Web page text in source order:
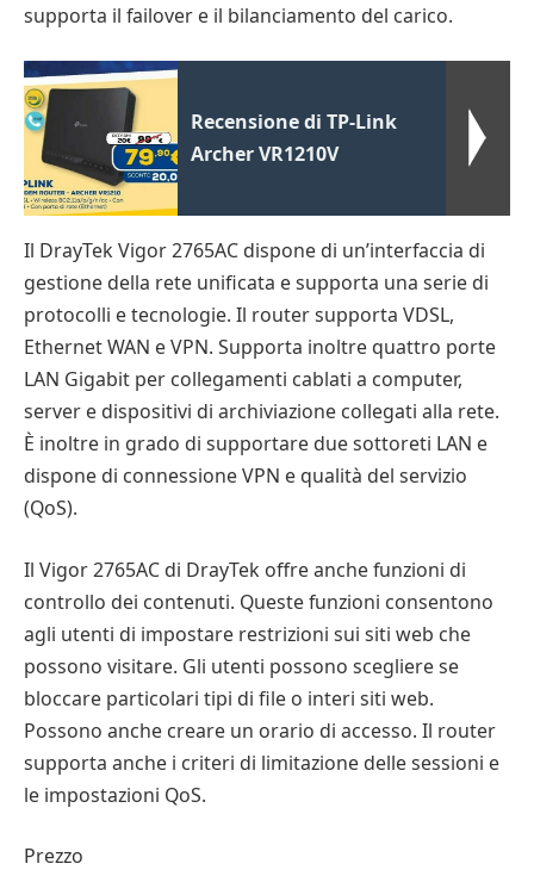
supporta il failover e il bilanciamento del carico.
Recensione di TP-Link
Archer VR1210V
Il DrayTek Vigor 2765AC dispone di un’interfaccia di
gestione della rete unificata e supporta una serie di
protocolli e tecnologie. Il router supporta VDSL,
Ethernet WAN e VPN. Supporta inoltre quattro porte
LAN Gigabit per collegamenti cablati a computer,
server e dispositivi di archiviazione collegati alla rete.
È inoltre in grado di supportare due sottoreti LAN e
dispone di connessione VPN e qualità del servizio
(QoS).
Il Vigor 2765AC di DrayTek offre anche funzioni di
controllo dei contenuti. Queste funzioni consentono
agli utenti di impostare restrizioni sui siti web che
possono visitare. Gli utenti possono scegliere se
bloccare particolari tipi di file o interi siti web.
Possono anche creare un orario di accesso. Il router
supporta anche i criteri di limitazione delle sessioni e
le impostazioni QoS.
Prezzo